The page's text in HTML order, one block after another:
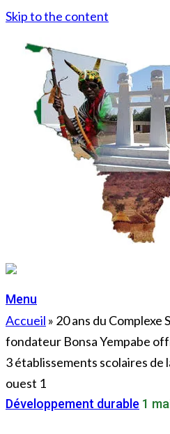
Skip to the content
Menu
Accueil » 20 ans du Complexe
fondateur Bonsa Yempabe
3 établissements scolaires de
ouest 1
Développement durable 1